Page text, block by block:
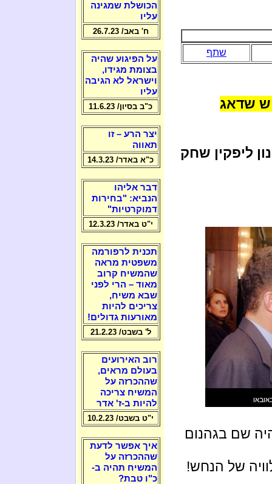
שתף
שדאג
ליפקין שחק
שם בגהנום
של הנחש!
הכושלת שמגינה
עליו
ח' באב/ 26.7.23
על הפיגוע שהיה
בצומת מגידו,
וישראל לא הגיבה
עליו
כ"ב בסיון/ 11.6.23
יצר הרע – זו
תאווה
כ"א באדר/ 14.3.23
דבר אליהו
הנביא: "בחירות
דמוקרטיות"
י"ט באדר/ 12.3.23
תכנית לרפורמה
משפטית מראה
שהמשיח קרוב
מאוד – הרי לפני
שבא משיח,
צריכים להיות
מאורעות גדולים!
ל' בשבט/ 21.2.23
רוב האירועים
בעולם מראים,
שההכרזה על
המשיח צריכה
להיות ב-ז' אדר
י"ט בשבט/ 10.2.23
איך אפשר לדעת
שההכרזה על
המשיח תהיה ב-
כ"ו טבת?